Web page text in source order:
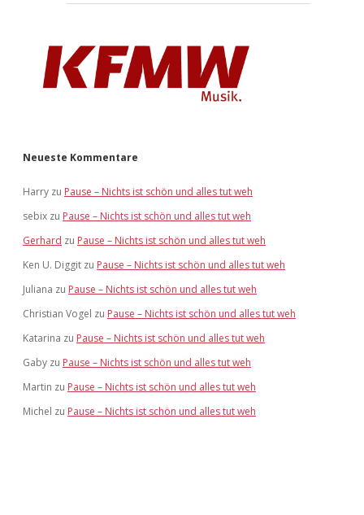
Neueste Kommentare
Harry zu Pause – Nichts ist schön und alles tut weh
sebix zu Pause – Nichts ist schön und alles tut weh
Gerhard zu Pause – Nichts ist schön und alles tut weh
Ken U. Diggit zu Pause – Nichts ist schön und alles tut weh
Juliana zu Pause – Nichts ist schön und alles tut weh
Christian Vogel zu Pause – Nichts ist schön und alles tut weh
Katarina zu Pause – Nichts ist schön und alles tut weh
Gaby zu Pause – Nichts ist schön und alles tut weh
Martin zu Pause – Nichts ist schön und alles tut weh
Michel zu Pause – Nichts ist schön und alles tut weh